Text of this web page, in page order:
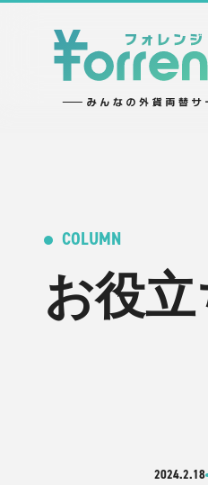
COLUMN
お役
2024.2.18